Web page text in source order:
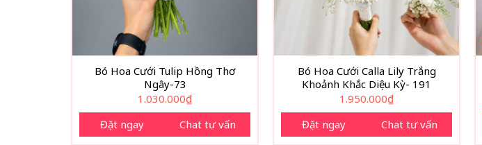
Bó Hoa Cưới Tulip Hồng Thơ
Ngây-73
1.030.000₫
Đặt ngay
Chat tư vấn
Bó Hoa Cưới Calla Lily Trắng
Khoảnh Khắc Diệu Kỳ- 191
1.950.000₫
Đặt ngay
Chat tư vấn